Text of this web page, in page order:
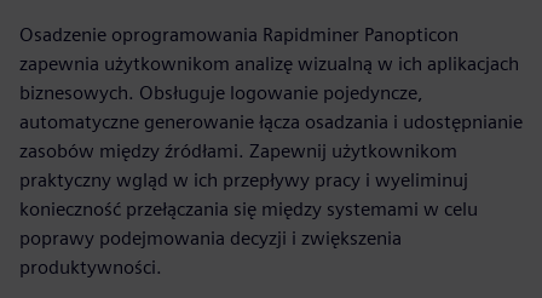
Osadzenie oprogramowania Rapidminer Panopticon
zapewnia użytkownikom analizę wizualną w ich aplikacjach
biznesowych. Obsługuje logowanie pojedyncze,
automatyczne generowanie łącza osadzania i udostępnianie
zasobów między źródłami. Zapewnij użytkownikom
praktyczny wgląd w ich przepływy pracy i wyeliminuj
konieczność przełączania się między systemami w celu
poprawy podejmowania decyzji i zwiększenia
produktywności.